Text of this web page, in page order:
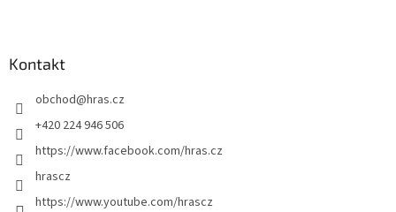
Kontakt
obchod@hras.cz
+420 224 946 506
https://www.facebook.com/hras.cz
hrascz
https://www.youtube.com/hrascz